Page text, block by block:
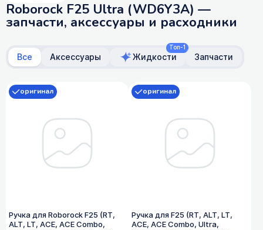
Roborock F25 Ultra (WD6Y3A) —
запчасти, аксессуары и расходники
Все Аксессуары
Топ-1
Жидкости Запчасти
Ручка для Roborock F25 (RT,
ALT, LT, ACE, ACE Combo,
оригинал
Ручка для F25 (RT, ALT, LT,
ACE, ACE Combo, Ultra,
оригинал